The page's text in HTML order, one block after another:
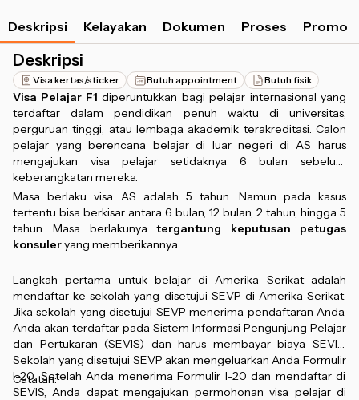
Deskripsi Kelayakan Dokumen Proses Promo
Deskripsi
Visa kertas/sticker Butuh appointment Butuh fisik
Visa Pelajar F1 diperuntukkan bagi pelajar internasional yang
terdaftar dalam pendidikan penuh waktu di universitas,
perguruan tinggi, atau lembaga akademik terakreditasi. Calon
pelajar yang berencana belajar di luar negeri di AS harus
mengajukan visa pelajar setidaknya 6 bulan sebelum
keberangkatan mereka.
Masa berlaku visa AS adalah 5 tahun. Namun pada kasus
tertentu bisa berkisar antara 6 bulan, 12 bulan, 2 tahun, hingga 5
tahun. Masa berlakunya tergantung keputusan petugas
konsuleryang memberikannya.
Langkah pertama untuk belajar di Amerika Serikat adalah
mendaftar ke sekolah yang disetujui SEVP di Amerika Serikat.
Jika sekolah yang disetujui SEVP menerima pendaftaran Anda,
Anda akan terdaftar pada Sistem Informasi Pengunjung Pelajar
dan Pertukaran (SEVIS) dan harus membayar biaya SEVIS.
Sekolah yang disetujui SEVP akan mengeluarkan Anda Formulir
I-20. Setelah Anda menerima Formulir I-20 dan mendaftar di
SEVIS, Anda dapat mengajukan permohonan visa pelajar di
Catatan: